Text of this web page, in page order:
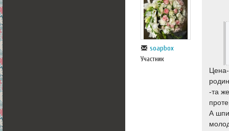
soapbox
Участник
-та
А